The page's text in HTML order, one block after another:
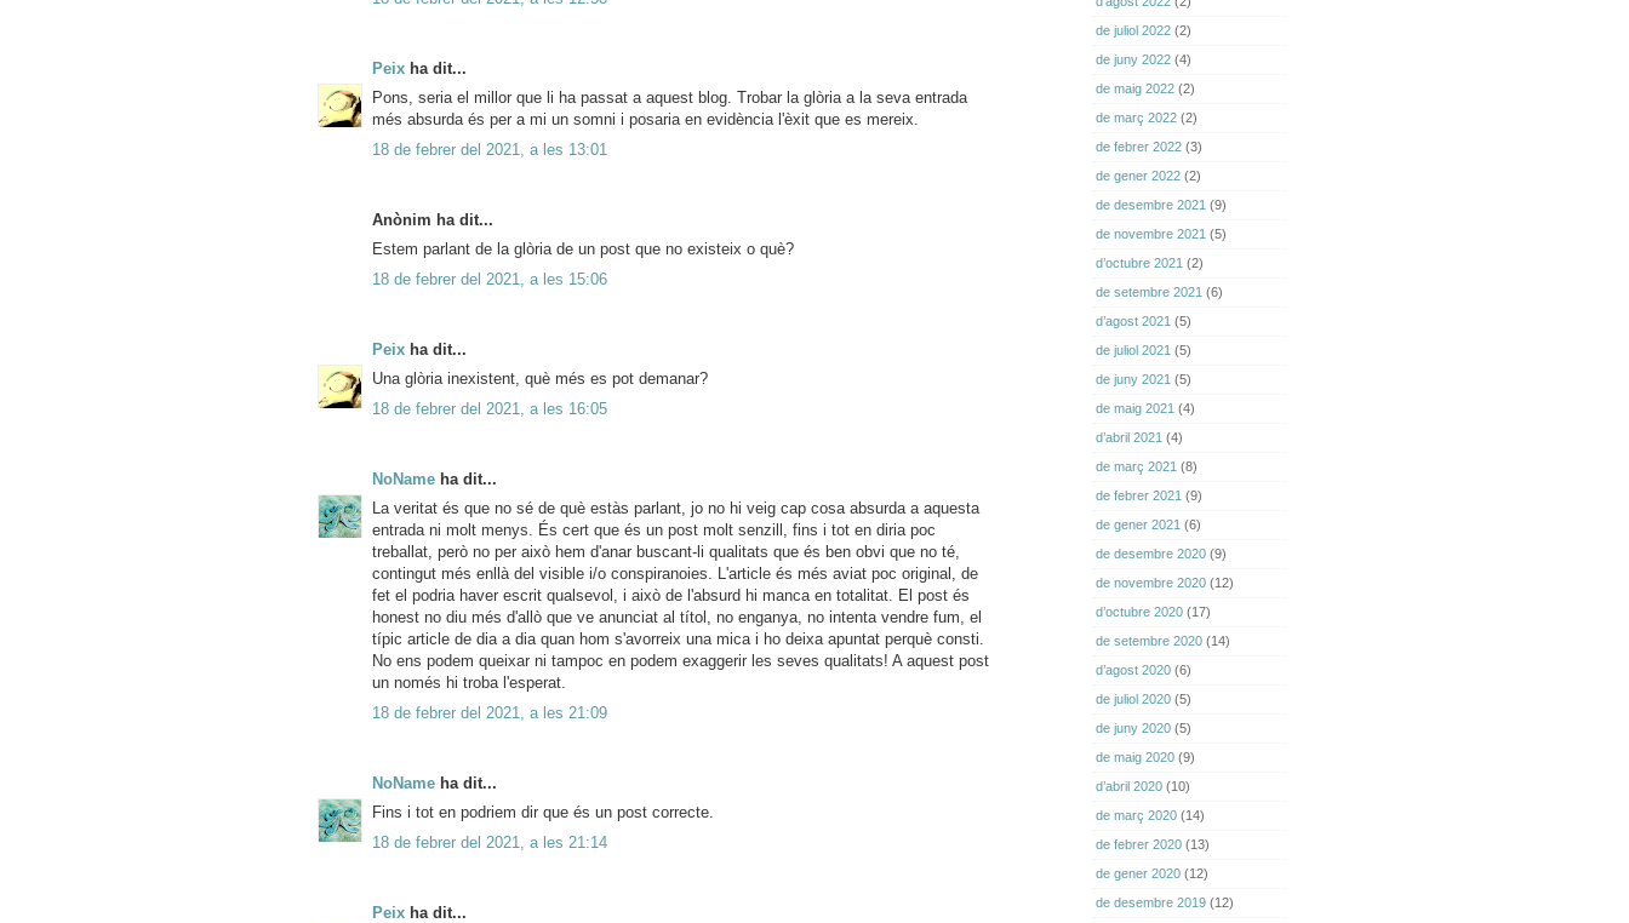
Peix ha dit...
Pons, seria el millor que li ha passat a aquest blog. Trobar la glòria a la seva entrada
més absurda és per a mi un somni i posaria en evidència l'èxit que es mereix.
18 de febrer del 2021, a les 13:01
Anònim ha dit...
Estem parlant de la glòria de un post que no existeix o què?
18 de febrer del 2021, a les 15:06
Peix ha dit...
Una glòria inexistent, què més es pot demanar?
18 de febrer del 2021, a les 16:05
NoName ha dit...
La veritat és que no sé de què estàs parlant, jo no hi veig cap cosa absurda a aquesta
entrada ni molt menys. És cert que és un post molt senzill, fins i tot en diria poc
treballat, però no per això hem d'anar buscant-li qualitats que és ben obvi que no té,
contingut més enllà del visible i/o conspiranoies. L'article és més aviat poc original, de
fet el podria haver escrit qualsevol, i això de l'absurd hi manca en totalitat. El post és
honest no diu més d'allò que ve anunciat al títol, no enganya, no intenta vendre fum, el
típic article de dia a dia quan hom s'avorreix una mica i ho deixa apuntat perquè consti.
No ens podem queixar ni tampoc en podem exaggerir les seves qualitats! A aquest post
un només hi troba l'esperat.
18 de febrer del 2021, a les 21:09
NoName ha dit...
Fins i tot en podriem dir que és un post correcte.
18 de febrer del 2021, a les 21:14
Peix ha dit...
de juliol 2022 (2)
de juny 2022 (4)
de maig 2022 (2)
de març 2022 (2)
de febrer 2022 (3)
de gener 2022 (2)
de desembre 2021 (9)
de novembre 2021 (5)
d’octubre 2021 (2)
de setembre 2021 (6)
d’agost 2021 (5)
de juliol 2021 (5)
de juny 2021 (5)
de maig 2021 (4)
d’abril 2021 (4)
de març 2021 (8)
de febrer 2021 (9)
de gener 2021 (6)
de desembre 2020 (9)
de novembre 2020 (12)
d’octubre 2020 (17)
de setembre 2020 (14)
d’agost 2020 (6)
de juliol 2020 (5)
de juny 2020 (5)
de maig 2020 (9)
d’abril 2020 (10)
de març 2020 (14)
de febrer 2020 (13)
de gener 2020 (12)
de desembre 2019 (12)